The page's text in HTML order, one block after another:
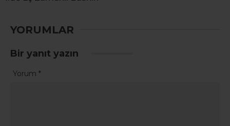
YORUMLAR
Bir yanıt yazın
Yorum *